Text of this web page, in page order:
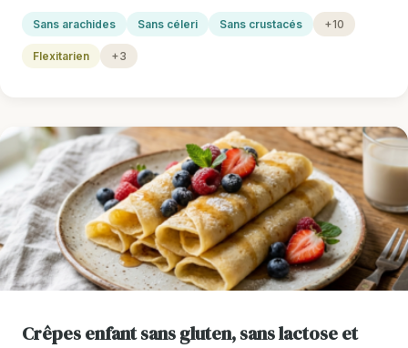
Sans arachides Sans céleri Sans crustacés +10
Flexitarien +3
Crêpes enfant sans gluten, sans lactose et